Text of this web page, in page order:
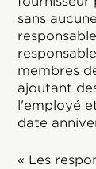
sans
membres
ajoutant
l'employé
date
« Les